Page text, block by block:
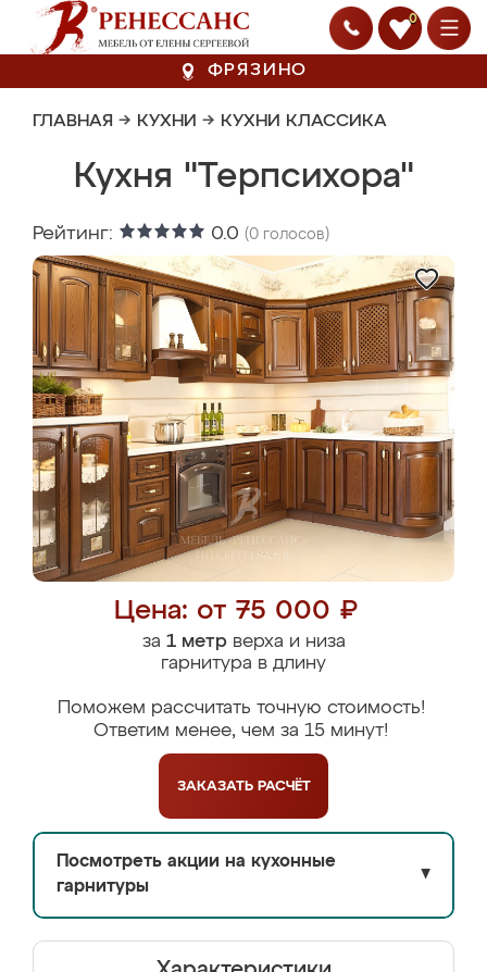
0
ФРЯЗИНО
ГЛАВНАЯ → КУХНИ → КУХНИ КЛАССИКА
Кухня "Терпсихора"
Рейтинг: 0.0 (0 голосов)
Цена: от 75 000 ₽
за 1 метрверха и низа
гарнитура в длину
Поможем рассчитать точную стоимость!
Ответим менее, чем за 15 минут!
ЗАКАЗАТЬ РАСЧЁТ
Посмотреть акции на кухонные
гарнитуры
▼